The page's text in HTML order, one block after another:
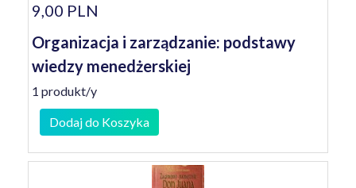
9,00 PLN
Organizacja i zarządzanie: podstawy
wiedzy menedżerskiej
1 produkt/y
Dodaj do Koszyka